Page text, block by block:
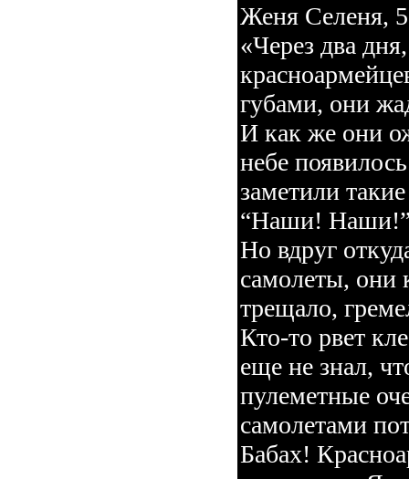
Женя Селеня,
«Через два
губами, они
И как же они
небе
заметили
“Наши! Наши!”
Но вдруг
самолеты, они
трещало,
Кто-то рвет
еще не знал,
пулеметные
самолетами
Бабах!